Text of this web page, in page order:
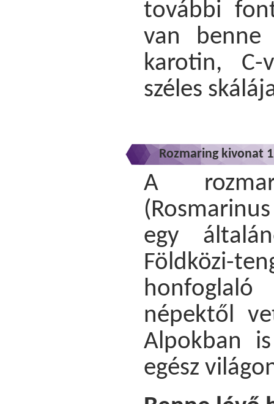
további
van benne
karotin, C-
széles
Rozmaring kivonat
A
egy
Földközi-
honfoglaló
népektől
Alpokban
egész